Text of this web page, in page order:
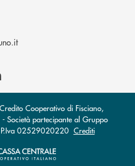
(si apre l’app di posta
Cooperativo di Fisciano,
Società partecipante al Gruppo
P.Iva 02529020220 Crediti